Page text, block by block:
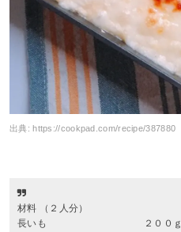
出典: https://cookpad.com/recipe/387880
材料 （２人分）
長いも ２００ｇ